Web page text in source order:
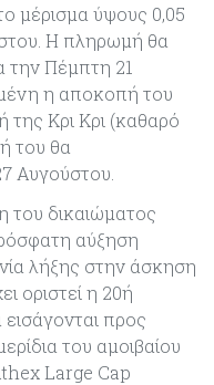
μέρισμα ύψους 0,05
Η πληρωμή θα
την Πέμπτη 21
η αποκοπή του
της Κρι Κρι (καθαρό
του θα
Αυγούστου.
του δικαιώματος
αύξηση
λήξης στην άσκηση
οριστεί η 20ή
προς
του αμοιβαίου
Large Cap